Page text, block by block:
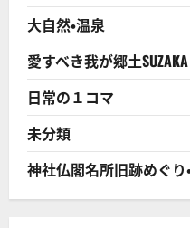
位
高
知
支
店
奮
闘
記！
い
て
さ
に
大自然・温泉
愛すべき我が郷土SUZAKA
日常の１コマ
未分類
神社仏閣名所旧跡めぐり